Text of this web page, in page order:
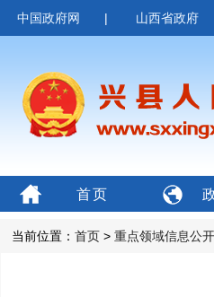
中国政府网 | 山西省政府
首页
当前位置： 首页 > 重点领域信息公开